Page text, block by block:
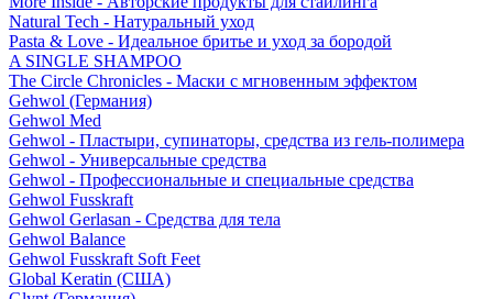
Natural Tech - Натуральный уход
Pasta & Love - Идеальное бритье и уход за бородой
A SINGLE SHAMPOO
The Circle Chronicles - Маски с мгновенным эффектом
Gehwol (Германия)
Gehwol Med
Gehwol - Пластыри, супинаторы, средства из гель-полимера
Gehwol - Универсальные средства
Gehwol - Профессиональные и специальные средства
Gehwol Fusskraft
Gehwol Gerlasan - Средства для тела
Gehwol Balance
Gehwol Fusskraft Soft Feet
Global Keratin (США)